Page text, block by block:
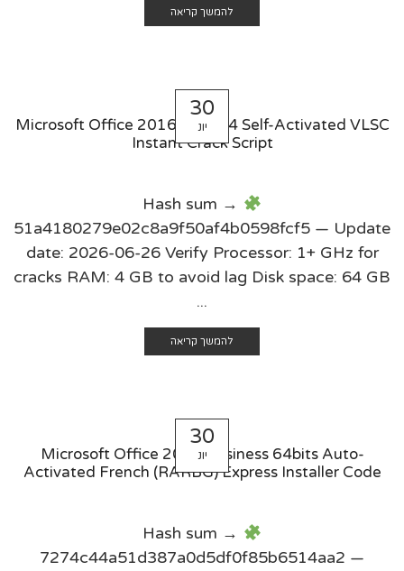
להמשך קריאה
30
יונ
Microsoft Office 2016 ARM64 Self-Activated VLSC
Instant Crack Script
Hash sum →
51a4180279e02c8a9f50af4b0598fcf5 — Update
date: 2026-06-26 Verify Processor: 1+ GHz for
cracks RAM: 4 GB to avoid lag Disk space: 64 GB
...
להמשך קריאה
30
יונ
Microsoft Office 2026 Business 64bits Auto-
Activated French (RARBG) Express Installer Code
Hash sum →
7274c44a51d387a0d5df0f85b6514aa2 —